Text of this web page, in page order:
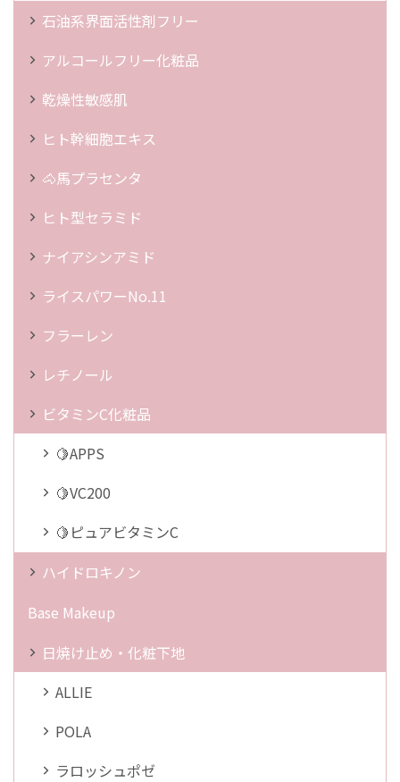
石油系界面活性剤フリー
アルコールフリー化粧品
乾燥性敏感肌
ヒト幹細胞エキス
🐴馬プラセンタ
ヒト型セラミド
ナイアシンアミド
ライスパワーNo.11
フラーレン
レチノール
ビタミンC化粧品
🍋APPS
🍋VC200
🍋ピュアビタミンC
ハイドロキノン
Base Makeup
日焼け止め・化粧下地
ALLIE
POLA
ラロッシュポゼ